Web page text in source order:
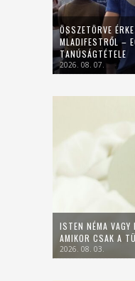
ÖSSZETÖRVE
MLADIFESTRŐL –
TANÚSÁGTÉTELE
2026. 08. 07.
ISTEN NÉMA VAGY
AMIKOR CSAK A
2026. 08. 03.